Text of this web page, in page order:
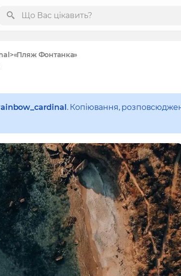
«Пляж Фонтанка»
. Копіювання,